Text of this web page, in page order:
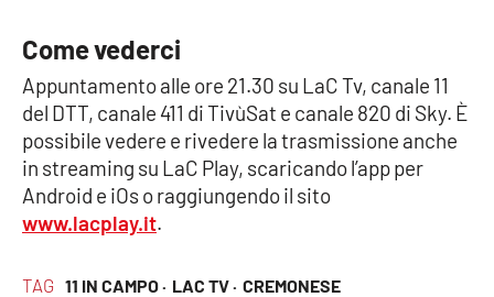
Società
Sport
RUBRICHE
TAG 11 IN CAMPO · LAC TV · CREMONESE
Come vederci
Appuntamento alle ore 21.30 su LaC Tv, canale 11
del DTT, canale 411 di TivùSat e canale 820 di Sky. È
possibile vedere e rivedere la trasmissione anche
in streaming su LaC Play, scaricando l’app per
Android e iOs o raggiungendo il sito
www.lacplay.it.